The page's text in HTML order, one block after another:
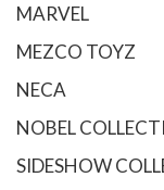
MARVEL
MEZCO TOYZ
NECA
NOBEL
SIDESHOW